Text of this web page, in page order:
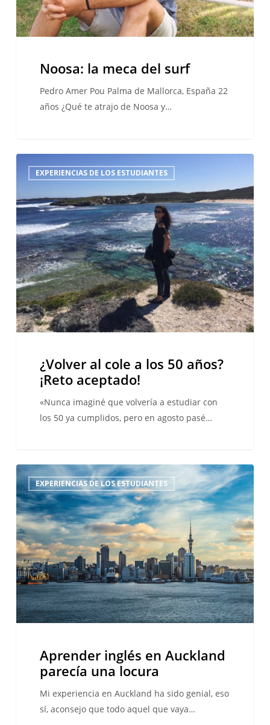
Noosa: la meca del surf
Pedro Amer Pou Palma de Mallorca, España 22
años ¿Qué te atrajo de Noosa y…
a
los
50
años?
¡Reto
aceptado!
EXPERIENCIAS DE LOS ESTUDIANTES
¿Volver al cole a los 50 años?
¡Reto aceptado!
«Nunca imaginé que volvería a estudiar con
los 50 ya cumplidos, pero en agosto pasé…
Aprender
inglés
en
Auckland
parecía
una
locura
EXPERIENCIAS DE LOS ESTUDIANTES
Aprender inglés en Auckland
parecía una locura
Mi experiencia en Auckland ha sido genial, eso
sí, aconsejo que todo aquel que vaya…